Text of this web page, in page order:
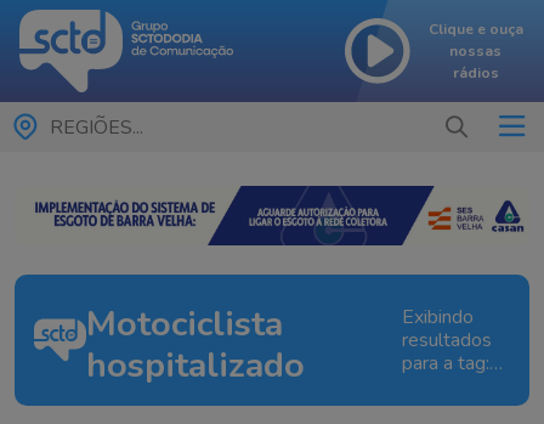
Clique e ouça
nossas
rádios
REGIÕES...
Motociclista
hospitalizado
Exibindo
resultados
para a tag:
hospitalizado